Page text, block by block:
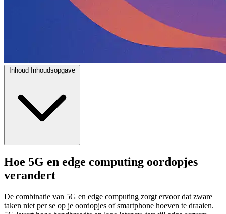
Inhoud Inhoudsopgave
Hoe 5G en edge computing oordopjes
verandert
De combinatie van 5G en edge computing zorgt ervoor dat zware
taken niet per se op je oordopjes of smartphone hoeven te draaien.